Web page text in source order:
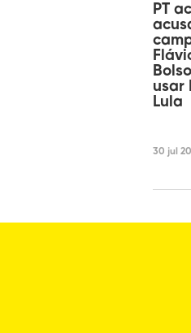
PT
usar
Lula
30 jul